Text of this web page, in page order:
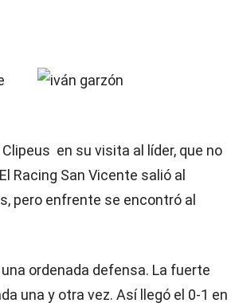
en su visita al líder, que no
Racing San Vicente salió al
pero enfrente se encontró al
ordenada defensa. La fuerte
una y otra vez. Así llegó el 0-1 en